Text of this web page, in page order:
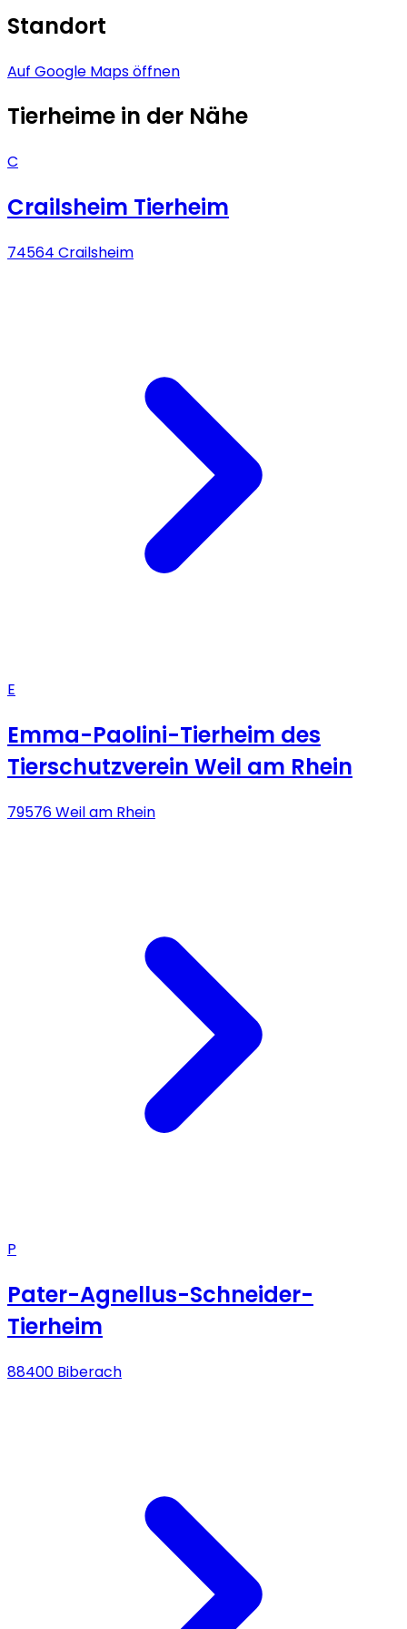
Standort
Auf Google Maps öffnen
Tierheime in der Nähe
C
Crailsheim Tierheim
74564 Crailsheim
E
Emma-Paolini-Tierheim des
Tierschutzverein Weil am Rhein
79576 Weil am Rhein
P
Pater-Agnellus-Schneider-
Tierheim
88400 Biberach